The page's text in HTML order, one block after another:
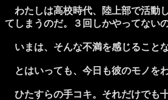
わたしは高校時代、陸上部で活動
てしまうのだ。３回しかやってない
いまは、そんな不満を感じること
とはいっても、今日も彼のモノを
ひたすらの手コキ。それだけでも